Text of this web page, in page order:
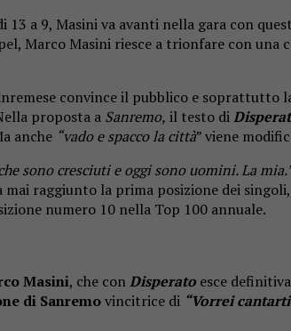
a 9, Masini va avanti nella gara con
Masini riesce a trionfare con una
convince il pubblico e soprattutto
proposta a Sanremo, il testo di
anche “vado e spacco la città” viene
sono cresciuti e oggi sono uomini. La
mai raggiunto la prima posizione dei
numero 10 nella Top 100 annuale.
Masini, che conDisperato esce
di Sanremovincitrice di “Vorrei